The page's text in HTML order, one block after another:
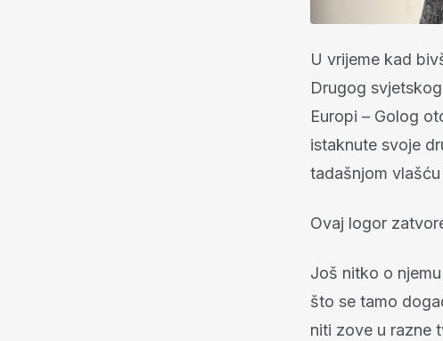
U vrijeme kad
Drugog
Europi – Golog
istaknute svoje
tadašnjom
Ovaj logor
Još nitko o
što se tamo
niti zove u razne